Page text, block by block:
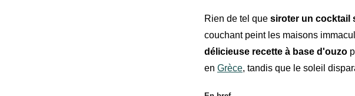
Rien de tel que siroter un cocktail
couchant peint les maisons
délicieuse recette à base d'ouzo
en Grèce, tandis que le soleil